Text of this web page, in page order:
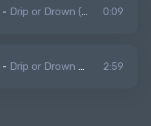
- Drip or Drown (Tiktok Remix) 0:09
- Drip or Drown Remix 2:59